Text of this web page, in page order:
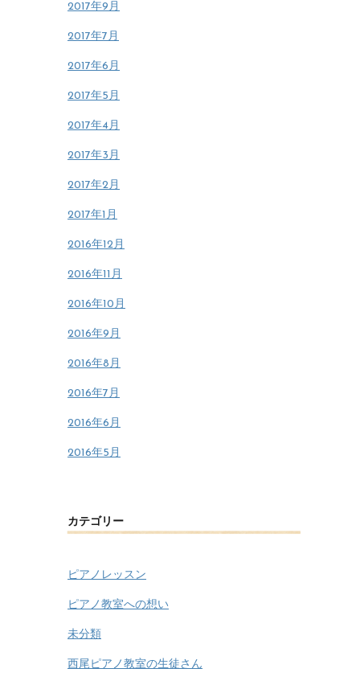
2017年9月
2017年7月
2017年6月
2017年5月
2017年4月
2017年3月
2017年2月
2017年1月
2016年12月
2016年11月
2016年10月
2016年9月
2016年8月
2016年7月
2016年6月
2016年5月
カテゴリー
ピアノレッスン
ピアノ教室への想い
未分類
西尾ピアノ教室の生徒さん